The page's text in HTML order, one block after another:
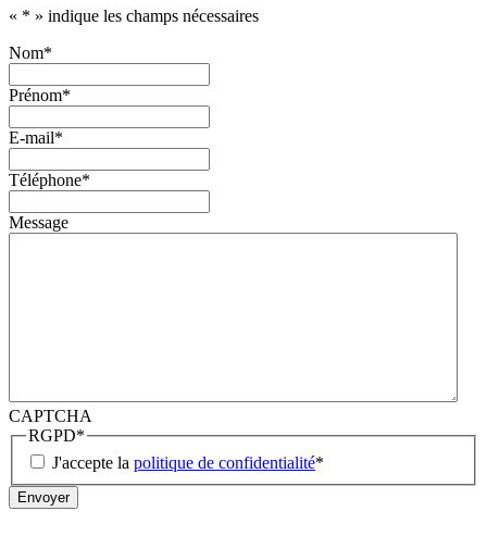
« * » indique les champs nécessaires
Nom*
Prénom*
E-mail*
Téléphone*
Message
CAPTCHA
RGPD*
J'accepte la politique de confidentialité*